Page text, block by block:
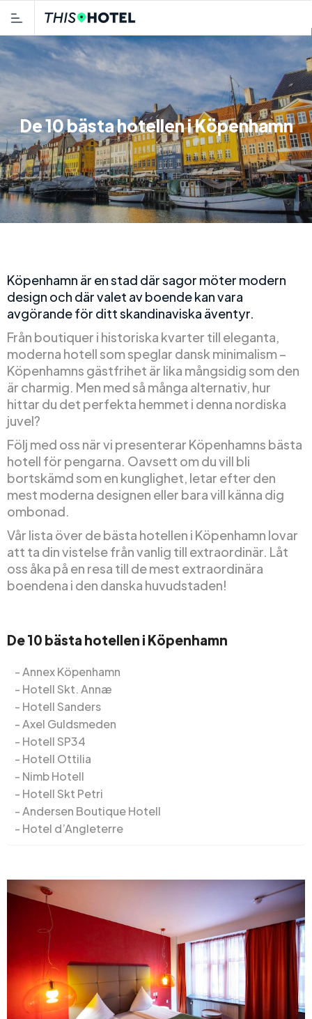
De 10 bästa hotellen i Köpenhamn
Köpenhamn är en stad där sagor möter modern
design och där valet av boende kan vara
avgörande för ditt skandinaviska äventyr.
Från boutiquer i historiska kvarter till eleganta,
moderna hotell som speglar dansk minimalism –
Köpenhamns gästfrihet är lika mångsidig som den
är charmig. Men med så många alternativ, hur
hittar du det perfekta hemmet i denna nordiska
juvel?
Följ med oss när vi presenterar Köpenhamns bästa
hotell för pengarna. Oavsett om du vill bli
bortskämd som en kunglighet, letar efter den
mest moderna designen eller bara vill känna dig
ombonad.
Vår lista över de bästa hotellen i Köpenhamn lovar
att ta din vistelse från vanlig till extraordinär. Låt
oss åka på en resa till de mest extraordinära
boendena i den danska huvudstaden!
De 10 bästa hotellen i Köpenhamn
Annex Köpenhamn
Hotell Skt. Annæ
Hotell Sanders
Axel Guldsmeden
Hotell SP34
Hotell Ottilia
Nimb Hotell
Hotell Skt Petri
Andersen Boutique Hotell
Hotel d’Angleterre